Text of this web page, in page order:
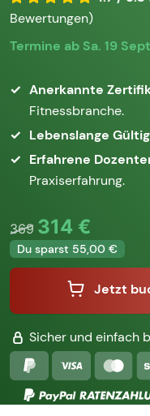
Bewertungen)
Termine ab Sa. 19
Anerkannte
Fitnessbranche.
Lebenslange
Erfahrene
Praxiserfahrung.
369 314 €
Du sparst 55,00 €
Jetzt
Sicher und einfach